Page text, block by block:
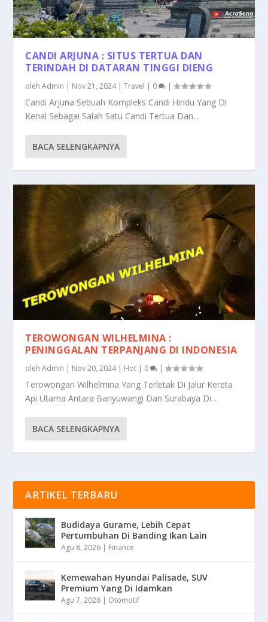
CANDI ARJUNA : SITUS TERTUA DAN
TERINDAH DI DATARAN TINGGI DIENG
olehAdmin | Nov 21, 2024|Travel | 0 |
Candi Arjuna Sebuah Kompleks Candi Hindu Yang Di
Kenal Sebagai Salah Satu Candi Tertua Dan...
BACA SELENGKAPNYA
TEROWONGAN WILHELMINA :
PENINGGALAN TERPANJANG DI INDONESIA
olehAdmin | Nov 20, 2024| Hot | 0 |
Terowongan Wilhelmina Yang Terletak Di Jalur Kereta
Api Utama Antara Banyuwangi Dan Surabaya Di...
BACA SELENGKAPNYA
ARTIKEL TERBARU
Budidaya Gurame, Lebih Cepat
Pertumbuhan Di Banding Ikan Lain
Agu 8, 2026 | Finance
Kemewahan Hyundai Palisade, SUV
Premium Yang Di Idamkan
Agu 7, 2026 | Otomotif